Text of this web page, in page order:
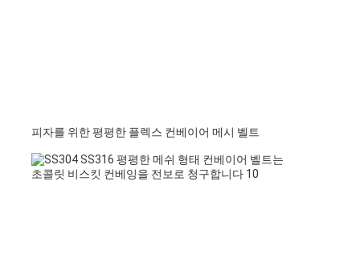
피자를 위한 평평한 플렉스 컨베이어 메시 벨트